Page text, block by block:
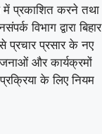
में प्रकाशित करने तथा
विभाग द्वारा बिहार
प्रचार प्रसार के नए
और कार्यक्रमों
के लिए नियम